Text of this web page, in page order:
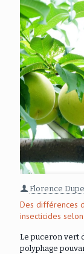
Florence
Des différences
insecticides
Le puceron vert
polyphage